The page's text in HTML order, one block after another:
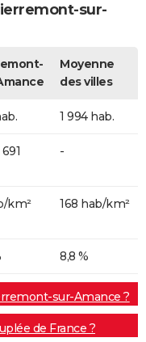
sur-
Moyenne
des villes
1 994 hab.
-
km² 168 hab/km²
8,8 %
sur-Amance ?
de France ?